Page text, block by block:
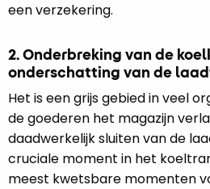
een verzekering.
2. Onderbreking van de
onderschatting van de
Het is een grijs gebied in veel
de goederen het magazijn
daadwerkelijk sluiten van de
cruciale moment in het
meest kwetsbare momenten